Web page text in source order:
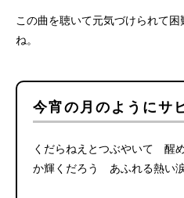
この曲を聴いて元気づけられて
ね。
今宵の月のようにサ
くだらねえとつぶやいて 醒
か輝くだろう あふれる熱い